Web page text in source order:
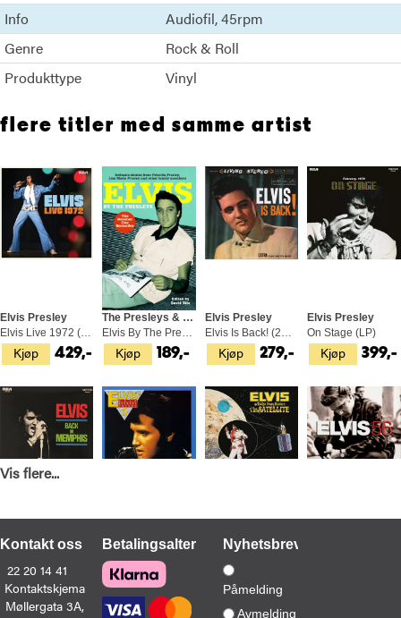
Info
Audiofil 45rpm
Genre
Rock & Roll
Produkttype
Vinyl
flere titler med samme artist
Kjøp
Elvis Presley
Elvis Live 1972 (2LP)
429,- Kjøp
The Presleys & David Ritz
Elvis By The Presleys (BOK)
189,- Kjøp
Elvis Presley
Elvis Is Back! (2CD)
279,- Kjøp
Elvis Presley
On Stage (LP)
399,-
Kjøp 649,- Kjøp 649,- Kjøp 529,- Kjøp 469,-
Vis flere...
Kontakt oss
22 20 14 41
Kontaktskjema
Møllergata 3A,
BetalingsalternativerNyhetsbrev
Påmelding
Avmelding